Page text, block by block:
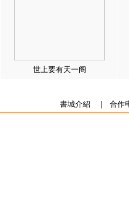
世上要有天一阁
書城介紹 合作